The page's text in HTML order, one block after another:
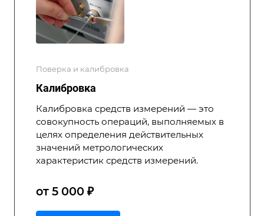
Поверка и калибровка
Калибровка
Калибровка средств измерений — это
совокупность операций, выполняемых в
целях определения действительных
значений метрологических
характеристик средств измерений.
от 5 000 ₽